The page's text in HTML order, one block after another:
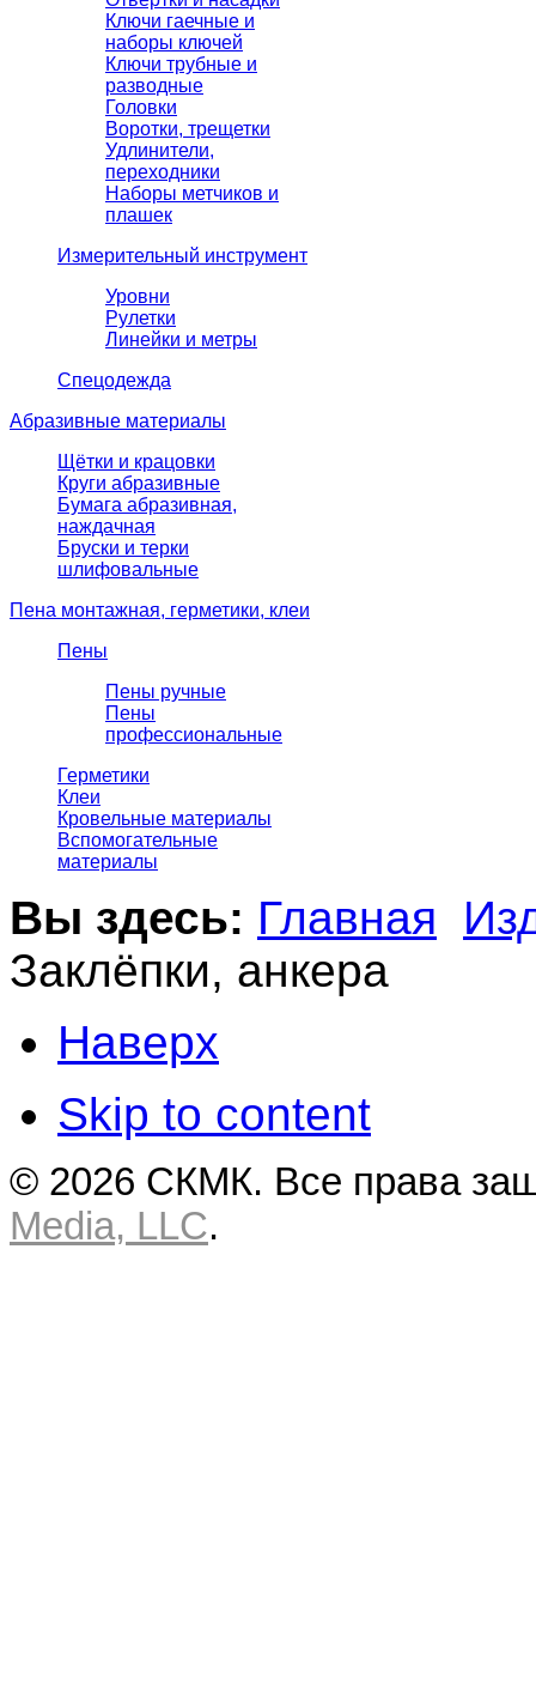
Ключи гаечные и
наборы ключей
Ключи трубные и
разводные
Головки
Воротки, трещетки
Удлинители,
переходники
Наборы метчиков и
плашек
Измерительный инструмент
Уровни
Рулетки
Линейки и метры
Спецодежда
Абразивные материалы
Щётки и крацовки
Круги абразивные
Бумага абразивная,
наждачная
Бруски и терки
шлифовальные
Пена монтажная, герметики, клеи
Пены
Пены ручные
Пены
профессиональные
Герметики
Клеи
Кровельные материалы
Вспомогательные
материалы
Вы здесь: Главная
Заклёпки, анкера
Наверх
Skip to content
© 2026 СКМК. Все права
Media, LLC.